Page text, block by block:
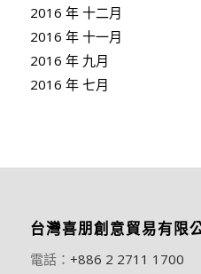
2016 年 十二月
2016 年 十一月
2016 年 九月
2016 年 七月
台灣喜朋創意貿易有限
電話： +886 2 2711 1700